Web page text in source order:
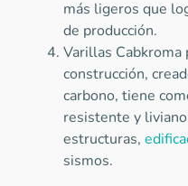
más ligeros que
de producción.
Varillas
construcción,
carbono, tiene
resistente y
estructuras,
sismos.